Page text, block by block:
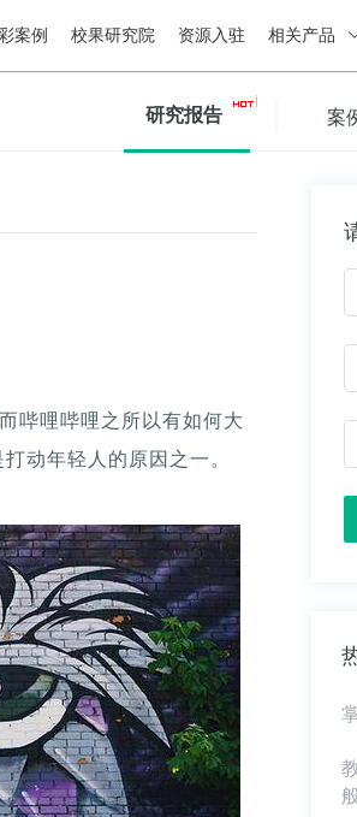
案例 校果研究院 资源入驻 相关产品
研究报告 案
哔哩哔哩之所以有如何大
动年轻人的原因之一。